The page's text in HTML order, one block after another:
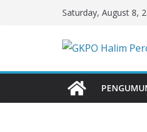
Saturday, August 8,